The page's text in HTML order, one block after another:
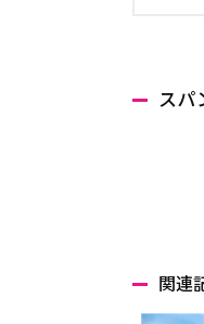
スパ
関連